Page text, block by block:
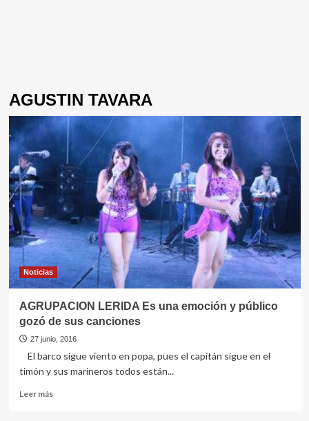
AGUSTIN TAVARA
Noticias
AGRUPACION LERIDA Es una emoción y público
gozó de sus canciones
27 junio, 2016
El barco sigue viento en popa, pues el capitán sigue en el
timón y sus marineros todos están...
Leer másLeer